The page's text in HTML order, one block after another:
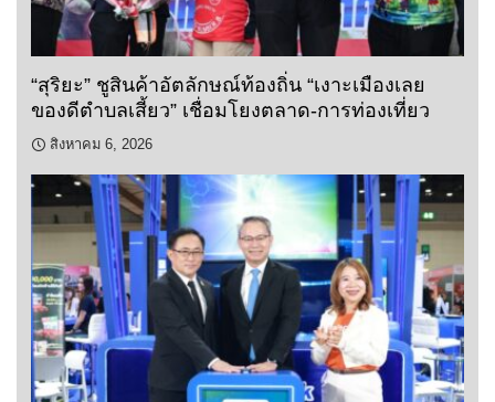
“สุริยะ” ชูสินค้าอัตลักษณ์ท้องถิ่น “เงาะเมืองเลย
ของดีตำบลเสี้ยว” เชื่อมโยงตลาด-การท่องเที่ยว
สิงหาคม 6, 2026